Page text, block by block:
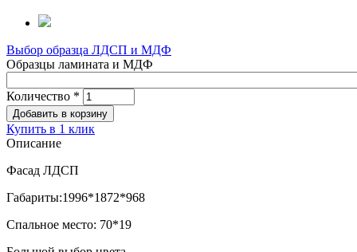
Выбор образца ЛДСП и МДФ
Образцы ламината и МДФ
Количество *
Купить в 1 клик
Описание
Фасад ЛДСП
Габариты:1996*1872*968
Спальное место: 70*19